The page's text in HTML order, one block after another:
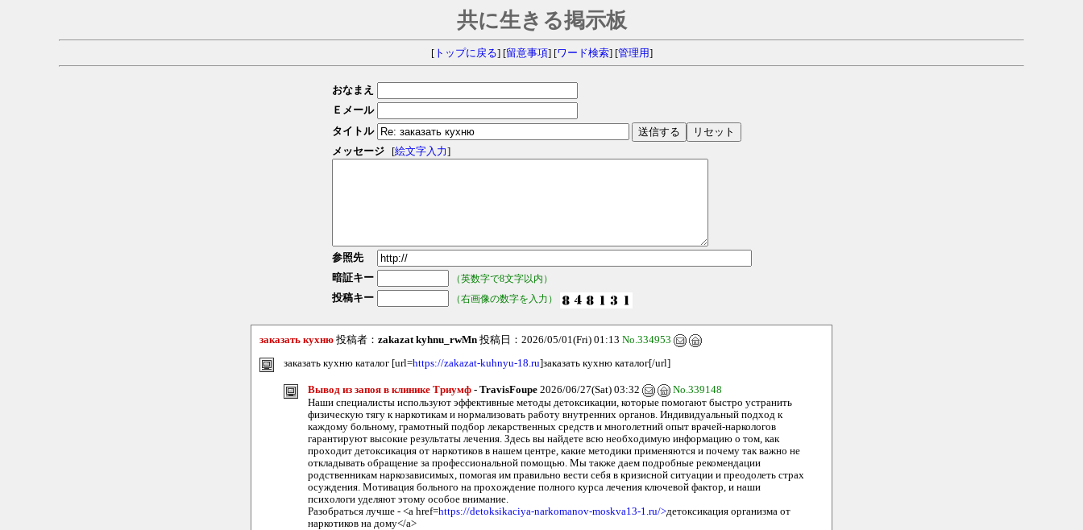
共に生きる掲示板
[トップに戻る] [留意事項] [ワード検索] [管理用]
おなまえ
Ｅメール
タイトル
メッセージ
[絵文字入力]
参照先
暗証キー
（英数字で8文字以内）
投稿キー （右画像の数字を入力）
заказать кухню 投稿者： zakazat kyhnu_rwMn 投稿日：2026/05/01(Fri) 01:13 No.334953
заказать кухню каталог [url=https://zakazat-kuhnyu-18.ru]заказать кухню каталог[/url]
Вывод из запоя в клинике Триумф - TravisFoupe 2026/06/27(Sat) 03:32
No.339148
Наши специалисты используют эффективные методы детоксикации, которые помогают быстро устранить
физическую тягу к наркотикам и нормализовать работу внутренних органов. Индивидуальный подход к
каждому больному, грамотный подбор лекарственных средств и многолетний опыт врачей-наркологов
гарантируют высокие результаты лечения. Здесь вы найдете всю необходимую информацию о том, как
проходит детоксикация от наркотиков в нашем центре, какие методики применяются и почему так важно не
откладывать обращение за профессиональной помощью. Мы также даем подробные рекомендации
родственникам наркозависимых, помогая им правильно вести себя в кризисной ситуации и преодолеть страх
осуждения. Мотивация больного на прохождение полного курса лечения ключевой фактор, и наши
психологи уделяют этому особое внимание.
Разобраться лучше - <a href=https://detoksikaciya-narkomanov-moskva13-1.ru/>детоксикация организма от
наркотиков на дому</a>